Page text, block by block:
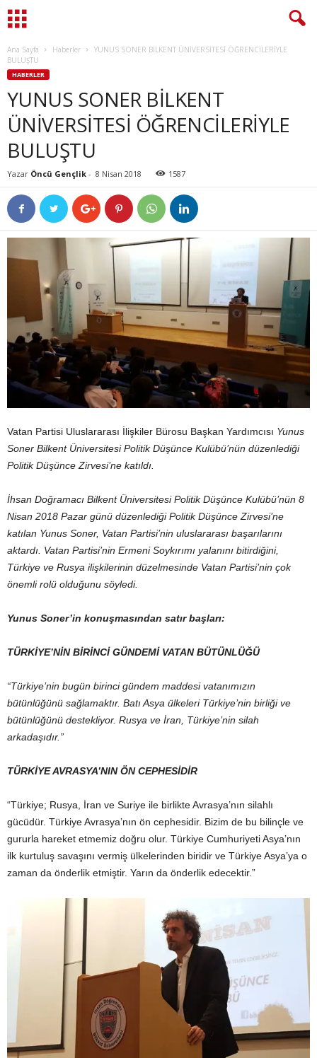
Ana Sayfa Haberler
YUNUS SONER BİLKENT ÜNİVERSİTESİ ÖĞRENCİLERİYLE
BULUŞTU
HABERLER
YUNUS SONER BİLKENT
ÜNİVERSİTESİ ÖĞRENCİLERİYLE
BULUŞTU
Yazar Öncü Gençlik - 8 Nisan 2018 1587
Vatan Partisi Uluslararası İlişkiler Bürosu Başkan Yardımcısı Yunus
Soner Bilkent Üniversitesi Politik Düşünce Kulübü’nün düzenlediği
Politik Düşünce Zirvesi’ne katıldı.
İhsan Doğramacı Bilkent Üniversitesi Politik Düşünce Kulübü’nün 8
Nisan 2018 Pazar günü düzenlediği Politik Düşünce Zirvesi’ne
katılan Yunus Soner, Vatan Partisi’nin uluslararası başarılarını
aktardı. Vatan Partisi’nin Ermeni Soykırımı yalanını bitirdiğini,
Türkiye ve Rusya ilişkilerinin düzelmesinde Vatan Partisi’nin çok
önemli rolü olduğunu söyledi.
Yunus Soner’in konuşmasından satır başları:
TÜRKİYE’NİN BİRİNCİ GÜNDEMİ VATAN BÜTÜNLÜĞÜ
“Türkiye’nin bugün birinci gündem maddesi vatanımızın
bütünlüğünü sağlamaktır. Batı Asya ülkeleri Türkiye’nin birliği ve
bütünlüğünü destekliyor. Rusya ve İran, Türkiye’nin silah
arkadaşıdır.”
TÜRKİYE AVRASYA’NIN ÖN CEPHESİDİR
“Türkiye; Rusya, İran ve Suriye ile birlikte Avrasya’nın silahlı
gücüdür. Türkiye Avrasya’nın ön cephesidir. Bizim de bu bilinçle ve
gururla hareket etmemiz doğru olur. Türkiye Cumhuriyeti Asya’nın
ilk kurtuluş savaşını vermiş ülkelerinden biridir ve Türkiye Asya’ya o
zaman da önderlik etmiştir. Yarın da önderlik edecektir.”